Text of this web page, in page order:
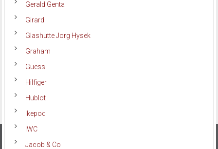
Gerald Genta
Girard
Glashutte Jorg Hysek
Graham
Guess
Hilfiger
Hublot
Ikepod
IWC
Jacob & Co